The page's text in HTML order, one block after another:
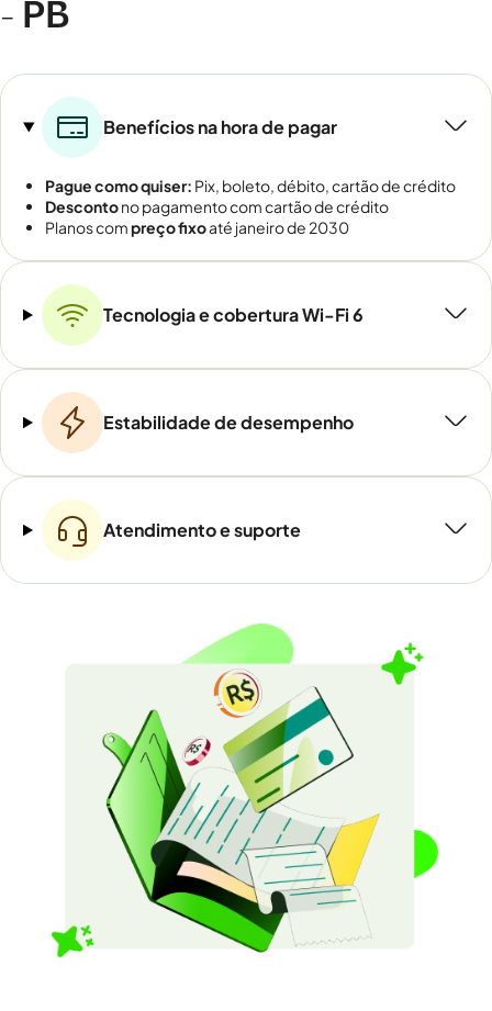
- PB
Benefícios na hora de pagar
Pague como quiser: Pix, boleto, débito, cartão de crédito
Descontono pagamento com cartão de crédito
Planos compreço fixoaté janeiro de 2030
Tecnologia e cobertura Wi-Fi 6
Estabilidade de desempenho
Atendimento e suporte